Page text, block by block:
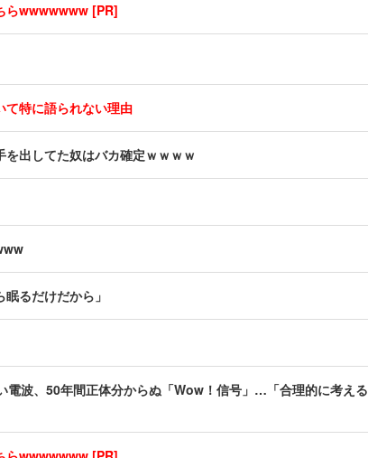
らwwwwwww [PR]
て特に語られない理由
出してた奴はバカ確定ｗｗｗｗ
るだけだから」
電波、50年間正体分からぬ「Wow！信号」…「合理的に考える